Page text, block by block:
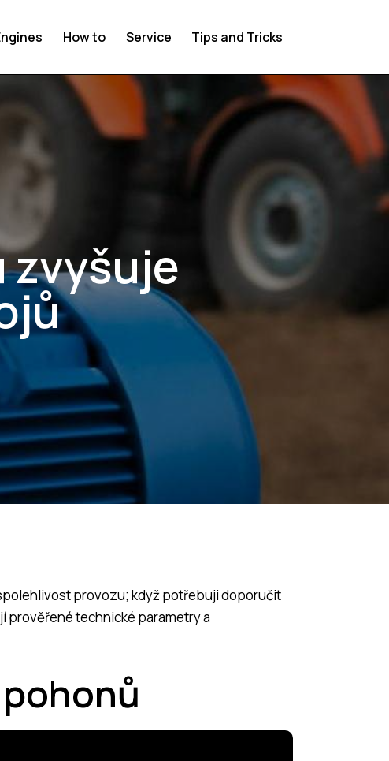
How to Service Tips and Tricks
zvyšuje
provozu; když potřebuji doporučit
prověřené technické parametry a